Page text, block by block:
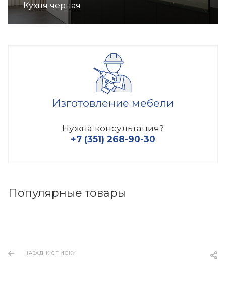
Кухня черная
Изготовление мебели
Нужна консультация?
+7 (351) 268-90-30
Популярные товары
НАЗАД К СПИСКУ